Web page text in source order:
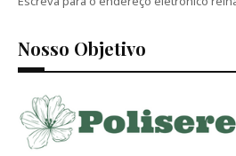
Nosso Objetivo